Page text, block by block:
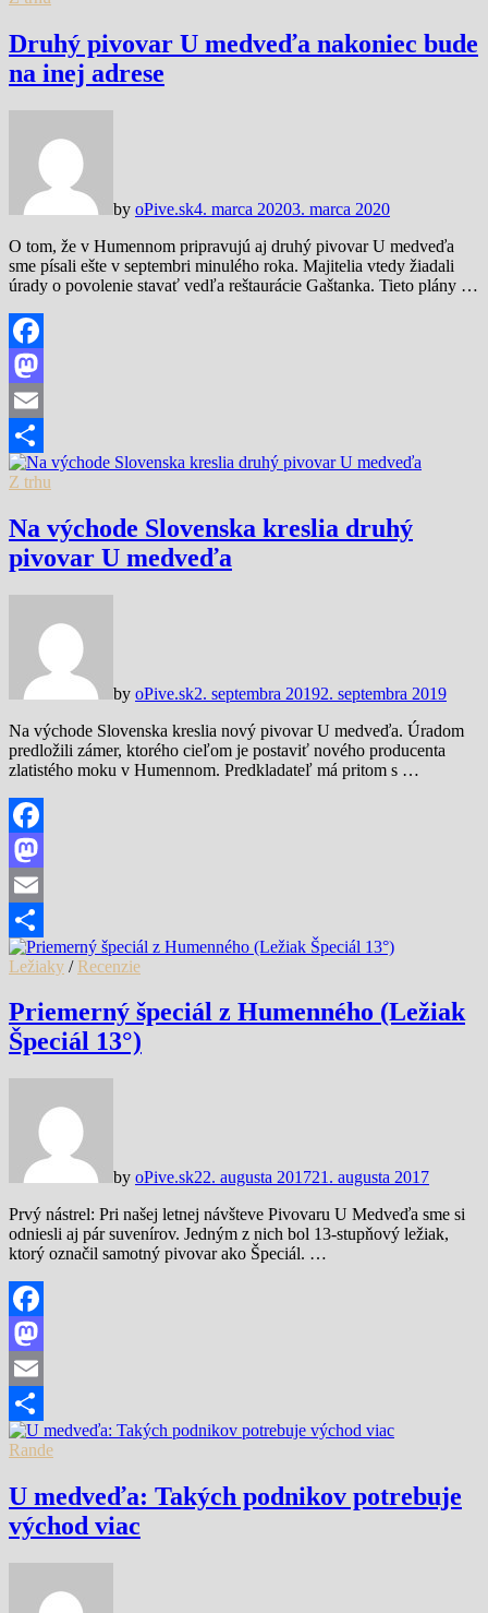
Druhý pivovar U medveďa nakoniec bude
na inej adrese
by oPive.sk4. marca 20203. marca 2020
O tom, že v Humennom pripravujú aj druhý pivovar U medveďa
sme písali ešte v septembri minulého roka. Majitelia vtedy žiadali
úrady o povolenie stavať vedľa reštaurácie Gaštanka. Tieto plány …
Facebook
Mastodon
Email
Share
Z trhu
Na východe Slovenska kreslia druhý
pivovar U medveďa
by oPive.sk2. septembra 20192. septembra 2019
Na východe Slovenska kreslia nový pivovar U medveďa. Úradom
predložili zámer, ktorého cieľom je postaviť nového producenta
zlatistého moku v Humennom. Predkladateľ má pritom s …
Facebook
Mastodon
Email
Share
Ležiaky / Recenzie
Priemerný špeciál z Humenného (Ležiak
Špeciál 13°)
by oPive.sk22. augusta 201721. augusta 2017
Prvý nástrel: Pri našej letnej návšteve Pivovaru U Medveďa sme si
odniesli aj pár suvenírov. Jedným z nich bol 13-stupňový ležiak,
ktorý označil samotný pivovar ako Špeciál. …
Facebook
Mastodon
Email
Share
Rande
U medveďa: Takých podnikov potrebuje
východ viac